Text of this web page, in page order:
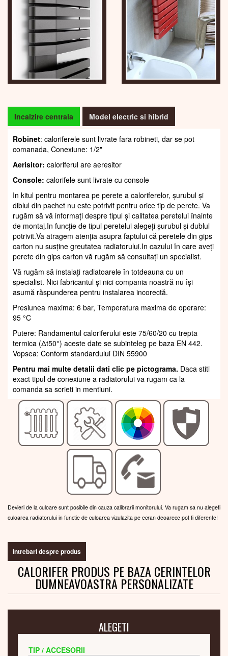
Incalzire centrala Model electric si hibrid
Robinet: caloriferele sunt livrate fara robineti, dar se pot
comanada, Conexiune: 1/2"
Aerisitor: caloriferul are aeresitor
Console: calorifele sunt livrate cu console
In kitul pentru montarea pe perete a caloriferelor, șurubul și
diblul din pachet nu este potrivit pentru orice tip de perete. Va
rugăm să vă informați despre tipul și calitatea peretelui înainte
de montaj.In funcție de tipul peretelui alegeți șurubul și dublul
potrivit.Va atragem atenția asupra faptului că peretele din gips
carton nu susține greutatea radiatorului.In cazului în care aveți
perete din gips carton vă rugăm să consultați un specialist.
Vă rugăm să instalați radiatoarele în totdeauna cu un
specialist. Nici fabricantul și nici compania noastră nu își
asumă răspunderea pentru instalarea incorectă.
Presiunea maxima: 6 bar, Temperatura maxima de operare:
95 °C
Putere: Randamentul caloriferului este 75/60/20 cu trepta
termica (Δt50°) aceste date se subinteleg pe baza EN 442.
Vopsea: Conform standardului DIN 55900
Pentru mai multe detalii dati clic pe pictograma. Daca stiti
exact tipul de conexiune a radiatorului va rugam ca la
comanda sa scrieti in mentiuni.
Devieri de la culoare sunt posibile din cauza calibrarii monitorului. Va rugam sa nu alegeti
culoarea radiatorului in functie de culoarea vizulazita pe ecran deoarece pot fi diferente!
intrebari despre produs
CALORIFER PRODUS PE BAZA CERINTELOR
DUMNEAVOASTRA PERSONALIZATE
ALEGETI
TIP / ACCESORII